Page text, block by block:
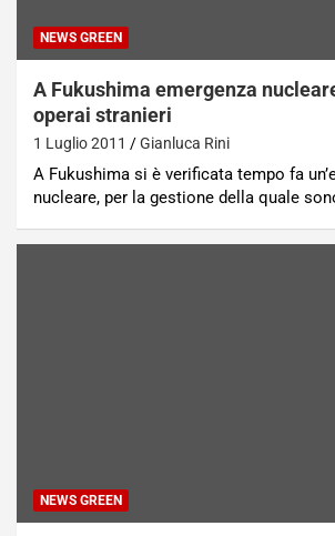
NEWS GREEN
A Fukushima emergenza
operai stranieri
1 Luglio 2011 Gianluca Rini
A Fukushima si è verificata tempo fa
nucleare, per la gestione della quale
NEWS GREEN